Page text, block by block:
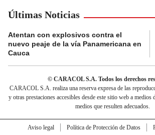
Últimas Noticias
Atentan con explosivos contra el
nuevo peaje de la vía Panamericana en
Cauca
© CARACOL S.A. Todos los derechos
CARACOL S.A. realiza una reserva expresa de las
y otras prestaciones accesibles desde este sitio web a medios
medios que resulten adecuados.
Aviso legal Política de Protección de Datos